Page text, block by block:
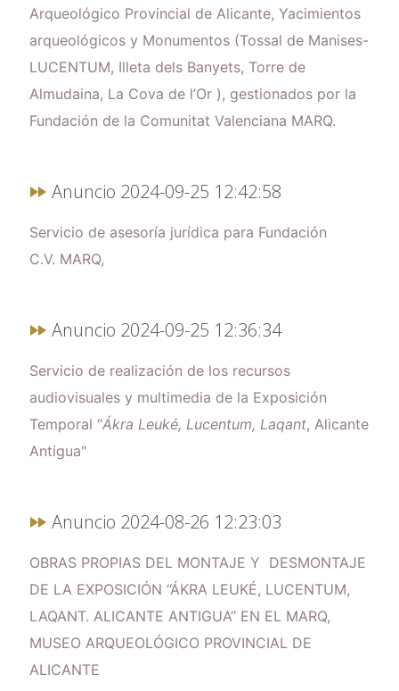
Arqueológico Provincial de Alicante, Yacimientos
arqueológicos y Monumentos (Tossal de Manises-
LUCENTUM, Illeta dels Banyets, Torre de
Almudaina, La Cova de l’Or ), gestionados por la
Fundación de la Comunitat Valenciana MARQ.
Anuncio 2024-09-25 12:42:58
Servicio de asesoría jurídica para Fundación
C.V. MARQ,
Anuncio 2024-09-25 12:36:34
Servicio de realización de los recursos
audiovisuales y multimedia de la Exposición
Temporal “Ákra Leuké, Lucentum, Laqant, Alicante
Antigua"
Anuncio 2024-08-26 12:23:03
OBRAS PROPIAS DEL MONTAJE Y DESMONTAJE
DE LA EXPOSICIÓN “ÁKRA LEUKÉ, LUCENTUM,
LAQANT. ALICANTE ANTIGUA” EN EL MARQ,
MUSEO ARQUEOLÓGICO PROVINCIAL DE
ALICANTE